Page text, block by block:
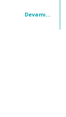
Devamı...